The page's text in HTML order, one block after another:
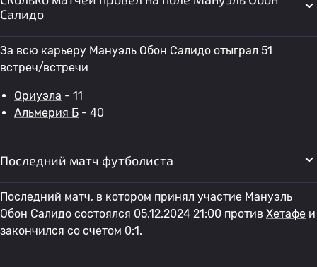
Салидо
За всю карьеру Мануэль Обон Салидо отыграл 51
встреч/встречи
Ориуэла - 11
Альмерия Б - 40
Последний матч футболиста
Последний матч, в котором принял участие Мануэль
Обон Салидо состоялся 05.12.2024 21:00 против Хетафе и
закончился со счетом 0:1.